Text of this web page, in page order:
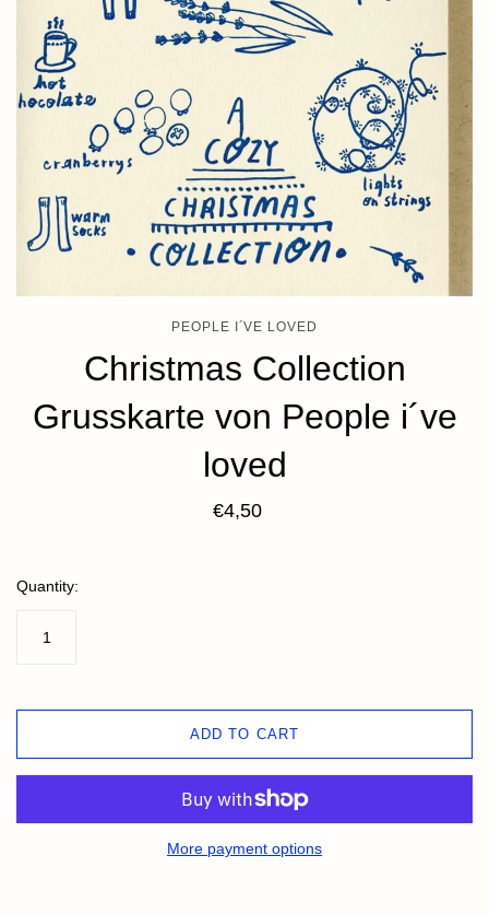
PEOPLE I´VE LOVED
Christmas Collection
Grusskarte von People i´ve
loved
€4,50
Quantity:
ADD TO CART
More payment options